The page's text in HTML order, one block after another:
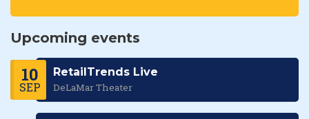
Upcoming events
10
SEP
RetailTrends Live
DeLaMar Theater